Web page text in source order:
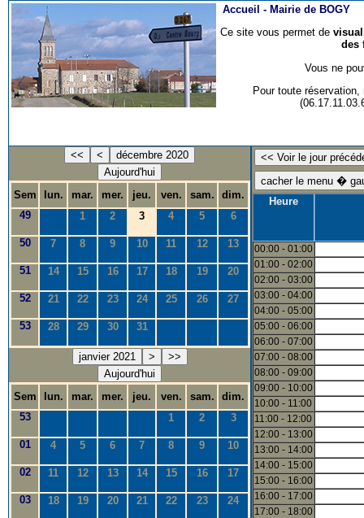
Accueil - Mairie de BOGY
Ce site vous permet de
des
Vous ne
Pour toute
<< <
décembre 2020
Aujourd'hui
Sem
lun. mar. mer. jeu. ven. sam.
dim.
49
1 2 3 4 5 6
50 7 8 9 10 11 12 13
51 14 15 16 17 18 19 20
52 21 22 23 24 25 26 27
53 28 29 30 31
janvier 2021 >
>>
Aujourd'hui
Sem
lun. mar. mer. jeu. ven. sam.
dim.
53
1 2 3
01 4 5 6 7 8 9 10
02 11 12 13 14 15 16 17
03 18 19 20 21 22 23 24
Heure
00:00 - 01:00
01:00 - 02:00
02:00 - 03:00
03:00 - 04:00
04:00 - 05:00
05:00 - 06:00
06:00 - 07:00
07:00 - 08:00
08:00 - 09:00
09:00 - 10:00
10:00 - 11:00
11:00 - 12:00
12:00 - 13:00
13:00 - 14:00
14:00 - 15:00
15:00 - 16:00
16:00 - 17:00
17:00 - 18:00